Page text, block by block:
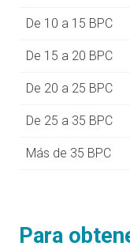
De 10 a 15 BPC
De 15 a 20 BPC
De 20 a 25 BPC
De 25 a 35 BPC
Más de 35 BPC
Para